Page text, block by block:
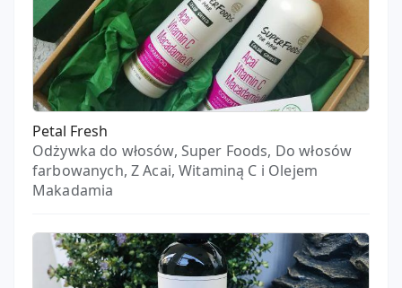
Petal Fresh
Odżywka do włosów, Super Foods, Do włosów
farbowanych, Z Acai, Witaminą C i Olejem
Makadamia